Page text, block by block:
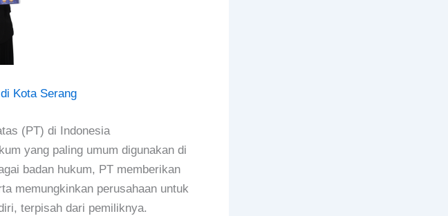
Kota Serang
(PT) di Indonesia
yang paling umum digunakan di
badan hukum, PT memberikan
memungkinkan perusahaan untuk
terpisah dari pemiliknya.